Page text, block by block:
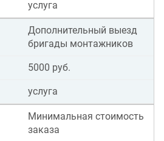
услуга
Дополнительный выезд
бригады монтажников
5000 руб.
услуга
Минимальная стоимость
заказа